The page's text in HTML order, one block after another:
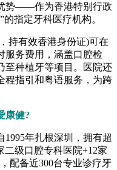
势——作为香港特别行政
指定牙科医疗机构。
有效香港身份证)可在
服务费用，涵盖口腔检
至种植牙等项目。医院还
程指引和粤语服务，为跨
康健?
年扎根深圳，拥有超
二级口腔专科医院+12家
配备近300台专业诊疗牙